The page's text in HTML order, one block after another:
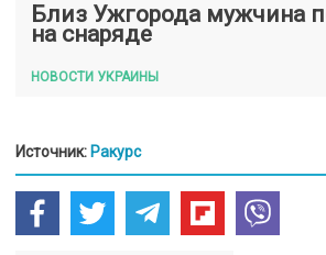
Близ Ужгорода мужчина
на снаряде
НОВОСТИ УКРАИНЫ
Источник: Ракурс